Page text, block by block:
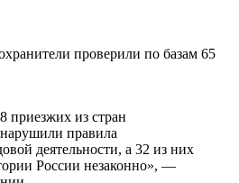
проверили по базам 65
приезжих из стран
правила
деятельности, а 32 из них
России незаконно», —